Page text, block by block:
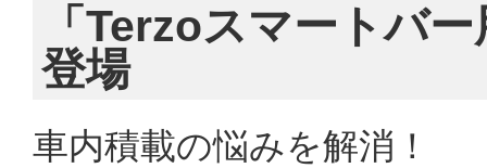
「Terzoスマートバ
登場
車内積載の悩みを解消！